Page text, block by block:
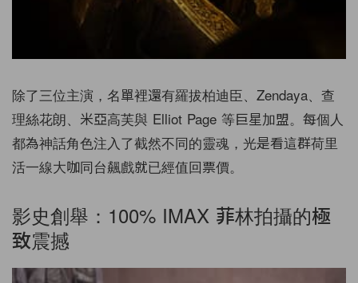
除了三位主演，名單裡還有羅拔柏迪臣、Zendaya、查
理絲花朗、米亞高芙與 Elliot Page 等巨星加盟。每個人
都為神話角色注入了截然不同的靈魂，光是看這群荷里
活一線大咖同台飆戲就已經值回票價。
影史創舉：100% IMAX 菲林拍攝的極
致震撼